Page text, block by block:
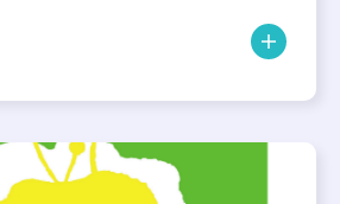
, LECTURE INDIVIDUALISÉE